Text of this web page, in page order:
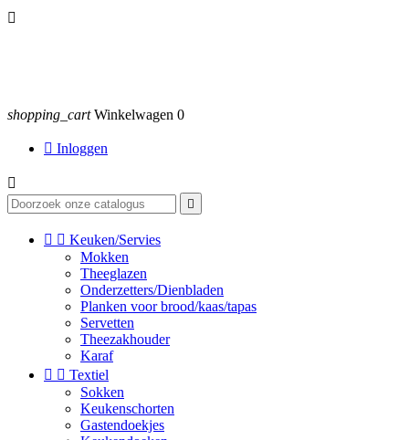

shopping_cart Winkelwagen 0
 Inloggen


  Keuken/Servies
Mokken
Theeglazen
Onderzetters/Dienbladen
Planken voor brood/kaas/tapas
Servetten
Theezakhouder
Karaf
  Textiel
Sokken
Keukenschorten
Gastendoekjes